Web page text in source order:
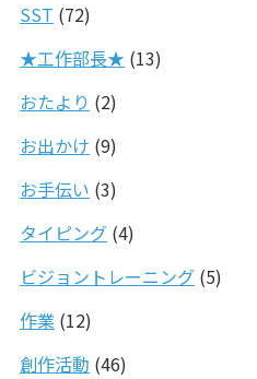
SST (72)
★工作部長★ (13)
おたより (2)
お出かけ (9)
お手伝い (3)
タイピング(4)
ビジョントレーニング(5)
作業(12)
創作活動 (46)